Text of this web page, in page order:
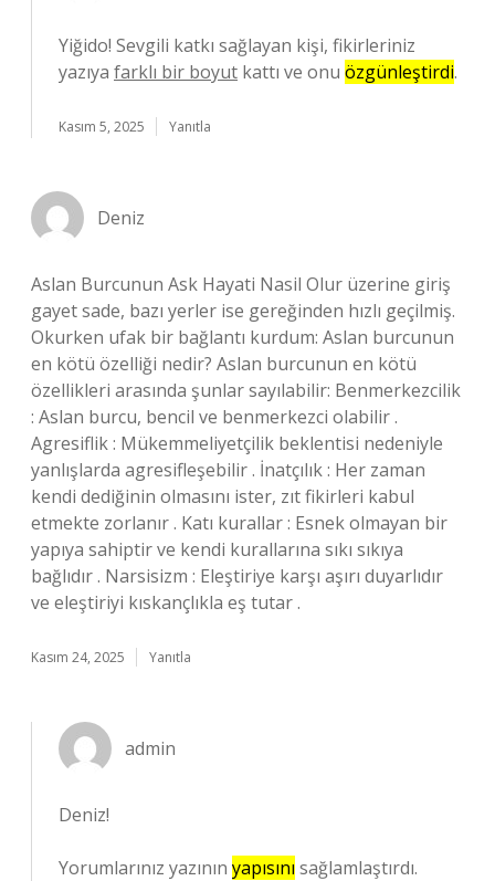
Yiğido! Sevgili katkı sağlayan kişi, fikirleriniz
yazıya farklı bir boyut kattı ve onu özgünleştirdi.
Kasım 5, 2025 Yanıtla
Deniz
Aslan Burcunun Ask Hayati Nasil Olur üzerine giriş
gayet sade, bazı yerler ise gereğinden hızlı geçilmiş.
Okurken ufak bir bağlantı kurdum: Aslan burcunun
en kötü özelliği nedir? Aslan burcunun en kötü
özellikleri arasında şunlar sayılabilir: Benmerkezcilik
: Aslan burcu, bencil ve benmerkezci olabilir .
Agresiflik : Mükemmeliyetçilik beklentisi nedeniyle
yanlışlarda agresifleşebilir . İnatçılık : Her zaman
kendi dediğinin olmasını ister, zıt fikirleri kabul
etmekte zorlanır . Katı kurallar : Esnek olmayan bir
yapıya sahiptir ve kendi kurallarına sıkı sıkıya
bağlıdır . Narsisizm : Eleştiriye karşı aşırı duyarlıdır
ve eleştiriyi kıskançlıkla eş tutar .
Kasım 24, 2025 Yanıtla
admin
Deniz!
Yorumlarınız yazının yapısını sağlamlaştırdı.